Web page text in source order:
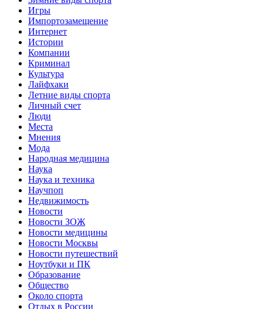
Игры
Импортозамещение
Интернет
Истории
Компании
Криминал
Культура
Лайфхаки
Летние виды спорта
Личный счет
Люди
Места
Мнения
Мода
Народная медицина
Наука
Наука и техника
Научпоп
Недвижимость
Новости
Новости ЗОЖ
Новости медицины
Новости Москвы
Новости путешествий
Ноутбуки и ПК
Образование
Общество
Около спорта
Отдых в России